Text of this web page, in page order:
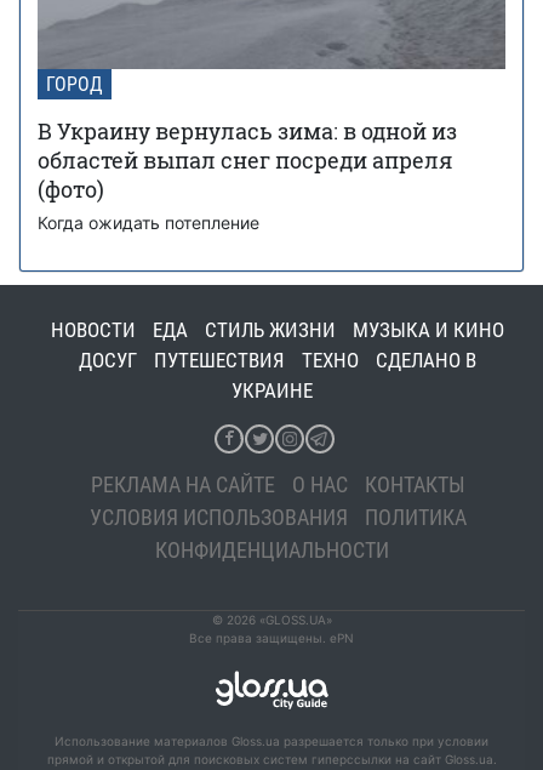
ГОРОД
В Украину вернулась зима: в одной из
областей выпал снег посреди апреля
(фото)
Когда ожидать потепление
НОВОСТИ ЕДА СТИЛЬ ЖИЗНИ
МУЗЫКА И КИНО
ДОСУГ
ПУТЕШЕСТВИЯ ТЕХНО
СДЕЛАНО В
УКРАИНЕ
РЕКЛАМА НА САЙТЕ О НАС
КОНТАКТЫ
УСЛОВИЯ ИСПОЛЬЗОВАНИЯ
ПОЛИТИКА
КОНФИДЕНЦИАЛЬНОСТИ
© 2026 «GLOSS.UA»
Все права защищены. ePN
Использование материалов Gloss.ua разрешается только при условии
прямой и открытой для поисковых систем гиперссылки на сайт Gloss.ua.